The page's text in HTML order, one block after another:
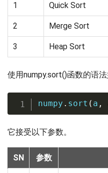
1 Quick Sort
2 Merge Sort
3 Heap Sort
使用numpy.sort()函数的语法
numpy . sort ( a ,
它接受以下参数。
SN 参数